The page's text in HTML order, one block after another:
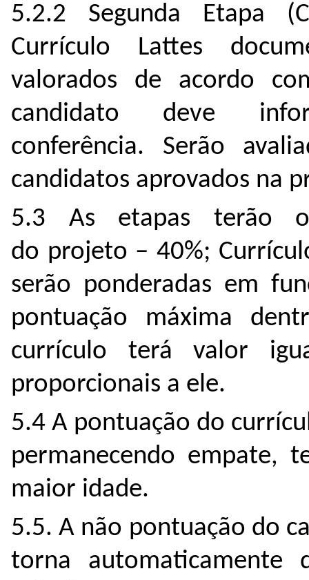
5.2.2 Segunda Etapa
Currículo Lattes
valorados de acordo
candidato deve
conferência. Serão
candidatos aprovados na
5.3 As etapas terão
do projeto – 40%;
serão ponderadas em
pontuação máxima
currículo terá valor
proporcionais a ele.
5.4 A pontuação do
permanecendo empate,
maior idade.
5.5. A não pontuação do
torna automaticamente